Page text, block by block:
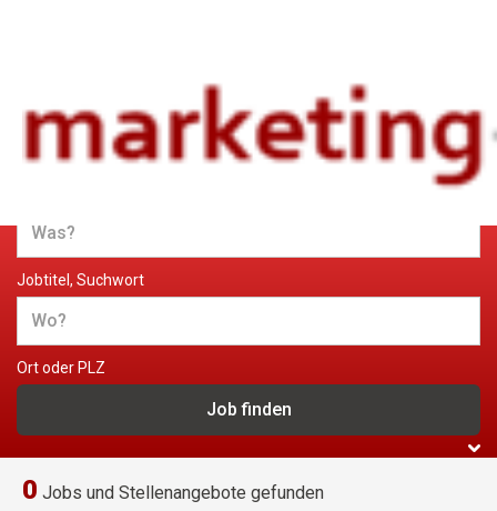
Jobs und Stellenangebote im
Marketing
Jobtitel, Suchwort
Ort oder PLZ
0 Jobs und Stellenangebote gefunden